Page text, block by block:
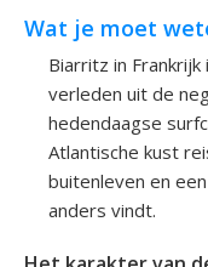
Wat je moet
Biarritz in
verleden uit de
hedendaagse
Atlantische kust
buitenleven en
anders vindt.